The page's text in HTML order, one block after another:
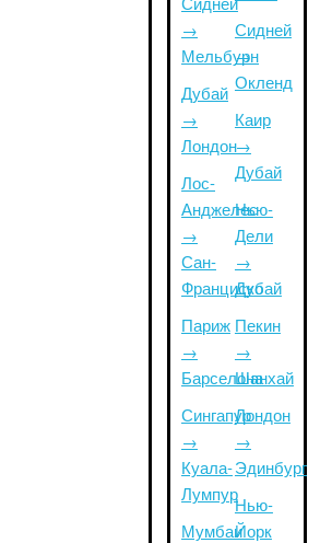
→
Мельбурн
Дубай
→
Лондон
Лос-
Анджелес
→
Сан-
Франциско
Париж
→
Барселона
Сингапур
→
Куала-
Лумпур
Мумбаи
Сидней
→
Окленд
Каир
→
Дубай
Нью-
Дели
→
Дубай
Пекин
→
Шанхай
Лондон
→
Эдинбург
Нью-
Йорк